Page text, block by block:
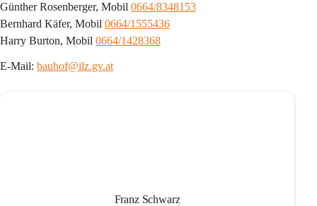
Günther Rosenberger, Mobil 0664/8348153
Bernhard Käfer, Mobil 0664/1555436
Harry Burton, Mobil 0664/1428368
E-Mail: bauhof@ilz.gv.at
Franz Schwarz